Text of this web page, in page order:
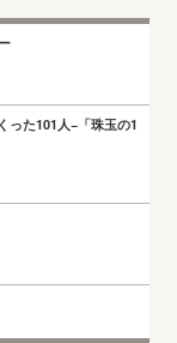
った101人−「珠玉の1